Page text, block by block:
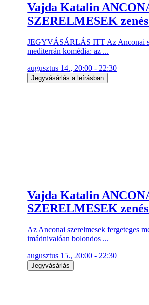
Vajda Katalin
SZERELMESEK
JEGYVÁSÁRLÁS ITT Az Anconai
mediterrán komédia: az ...
augusztus 14., 20:00 - 22:30
Jegyvásárlás a leírásban
Vajda Katalin
SZERELMESEK
Az Anconai szerelmesek fergeteges
imádnivalóan bolondos ...
augusztus 15., 20:00 - 22:30
Jegyvásárlás